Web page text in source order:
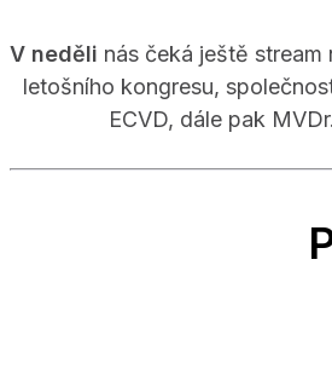
V neděli nás čeká ještě
letošního kongresu,
ECVD, dále pak